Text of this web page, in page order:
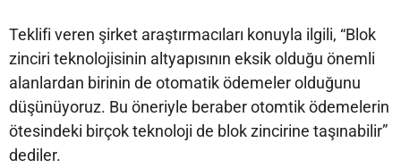
Teklifi veren şirket araştırmacıları konuyla ilgili, “Blok
zinciri teknolojisinin altyapısının eksik olduğu önemli
alanlardan birinin de otomatik ödemeler olduğunu
düşünüyoruz. Bu öneriyle beraber otomtik ödemelerin
ötesindeki birçok teknoloji de blok zincirine taşınabilir”
dediler.